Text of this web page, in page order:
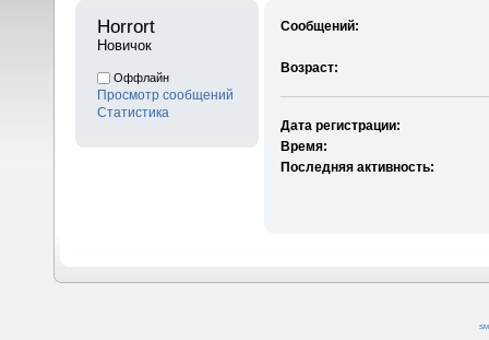
Horrort
Новичок
Оффлайн
Просмотр сообщений
Статистика
Сообщений:
Возраст:
Дата регистрации:
Время:
Последняя активность: